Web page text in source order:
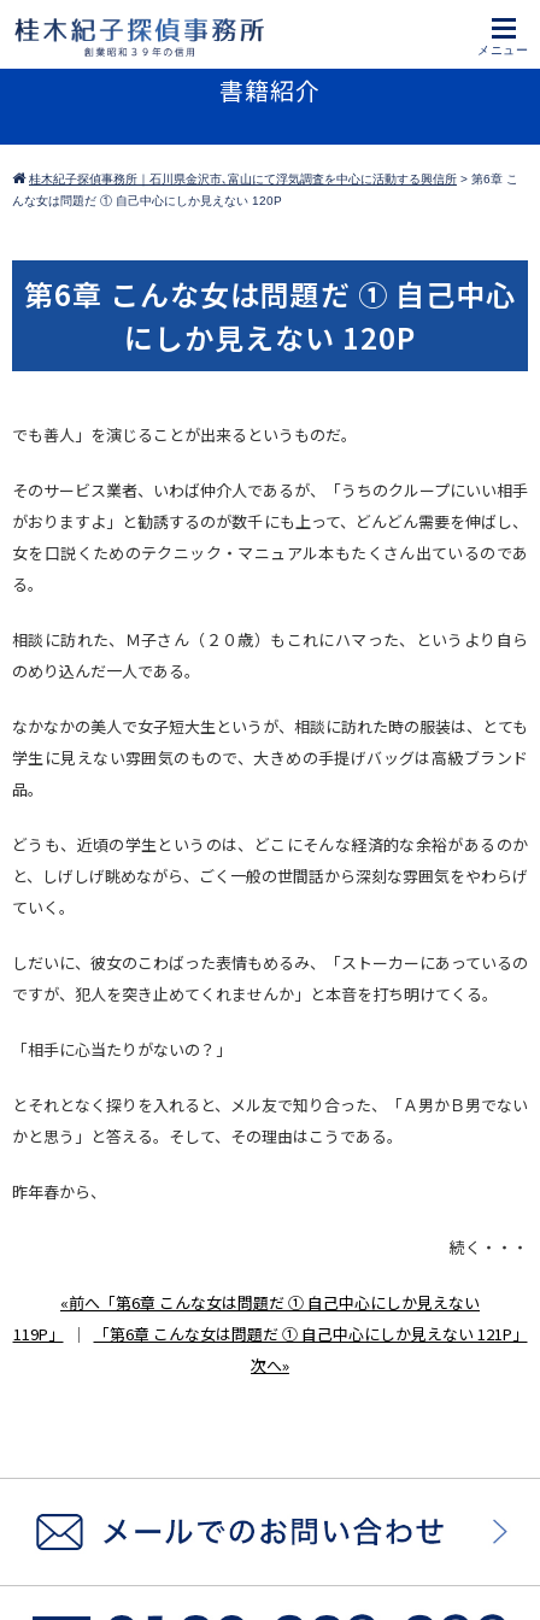
書籍紹介
桂木紀子探偵事務所｜石川県金沢市､富山にて浮気調査を中心に活動する興信所 > 第6章 こ
んな女は問題だ ① 自己中心にしか見えない 120P
第6章 こんな女は問題だ ① 自己中心
にしか見えない 120P
でも善人」を演じることが出来るというものだ。
そのサービス業者、いわば仲介人であるが、「うちのクループにいい相手
がおりますよ」と勧誘するのが数千にも上って、どんどん需要を伸ばし、
女を口説くためのテクニック・マニュアル本もたくさん出ているのであ
る。
相談に訪れた、Ｍ子さん（２０歳）もこれにハマった、というより自ら
のめり込んだ一人である。
なかなかの美人で女子短大生というが、相談に訪れた時の服装は、とても
学生に見えない雰囲気のもので、大きめの手提げバッグは高級ブランド
品。
どうも、近頃の学生というのは、どこにそんな経済的な余裕があるのか
と、しげしげ眺めながら、ごく一般の世間話から深刻な雰囲気をやわらげ
ていく。
しだいに、彼女のこわばった表情もめるみ、「ストーカーにあっているの
ですが、犯人を突き止めてくれませんか」と本音を打ち明けてくる。
「相手に心当たりがないの？」
とそれとなく探りを入れると、メル友で知り合った、「Ａ男かＢ男でない
かと思う」と答える。そして、その理由はこうである。
昨年春から、
続く・・・
«前へ「第6章 こんな女は問題だ ① 自己中心にしか見えない
119P」
｜
「第6章 こんな女は問題だ ① 自己中心にしか見えない 121P」
次へ»